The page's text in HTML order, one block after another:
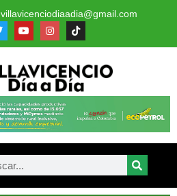
villavicenciodiaadia@gmail.com